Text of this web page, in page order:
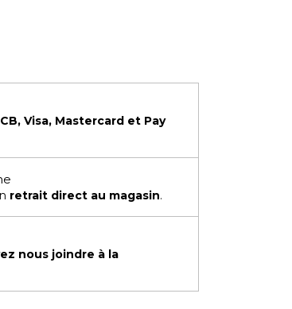
CB, Visa, Mastercard et Pay
retrait direct au magasin.
nous joindre à la